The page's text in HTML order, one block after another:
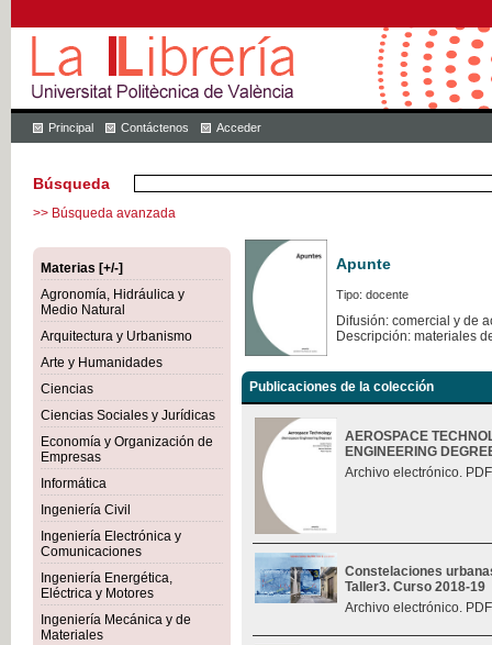
Principal Contáctenos Acceder
Búsqueda
>> Búsqueda avanzada
Materias [+/-]
Agronomía, Hidráulica y
Medio Natural
Arquitectura y Urbanismo
Arte y Humanidades
Ciencias
Ciencias Sociales y Jurídicas
Economía y Organización de
Empresas
Informática
Ingeniería Civil
Ingeniería Electrónica y
Comunicaciones
Ingeniería Energética,
Eléctrica y Motores
Ingeniería Mecánica y de
Materiales
Apunte
Tipo: docente
Difusión: comercial y de
Descripción: materiales
Publicaciones de la colección
AEROSPACE
ENGINEERING
Archivo electrónico.
Constelaciones
Taller3. Curso 2018-19
Archivo electrónico.